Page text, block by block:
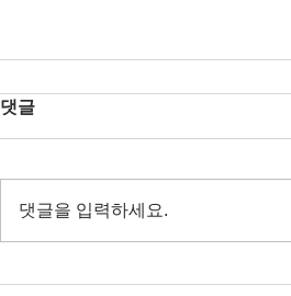
댓글
댓글을 입력하세요.